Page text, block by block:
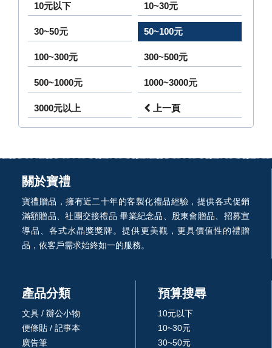
10元以下 10~30元
30~50元 50~100元
100~300元 300~500元
500~1000元 1000~3000元
3000元以上 上一頁
關於寶禮
寶禮贈品，擁有近二十年的客製化禮品經驗，提供各式促銷
滿額贈品、社團交接禮品 畢業紀念品、股東會贈品、招募宣
導品、各式水晶獎獎牌。提供更美觀，更具價值性的禮贈
品，依客戶需求始終如一的服務。
產品分類
文具 / 辦公小物
便條貼 / 記事本
廣告筆
預算搜尋
10元以下
10~30元
30~50元